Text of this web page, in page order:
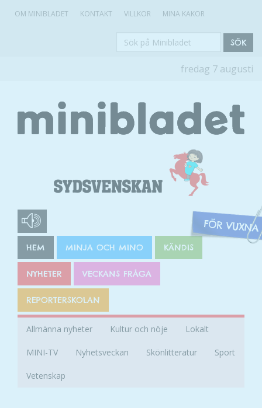
OM MINIBLADET KONTAKT VILLKOR MINA KAKOR
Sök
SÖK
fredag 7 augusti
HEM MINJA OCH MINO KÄNDIS
NYHETER VECKANS FRÅGA
REPORTERSKOLAN
Allmänna nyheter Kultur och nöje Lokalt
MINI-TV Nyhetsveckan Skönlitteratur Sport
Vetenskap